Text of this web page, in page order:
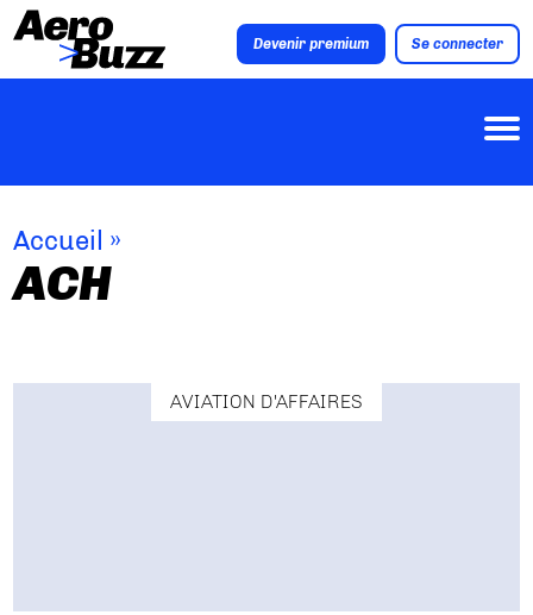
Devenir premium Se connecter
Accueil »
ACH
AVIATION D'AFFAIRES